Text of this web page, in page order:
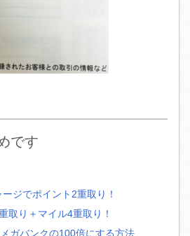
です
ジでポイント2重取り！
取り＋マイル4重取り！
ガバンクの100倍にする方法